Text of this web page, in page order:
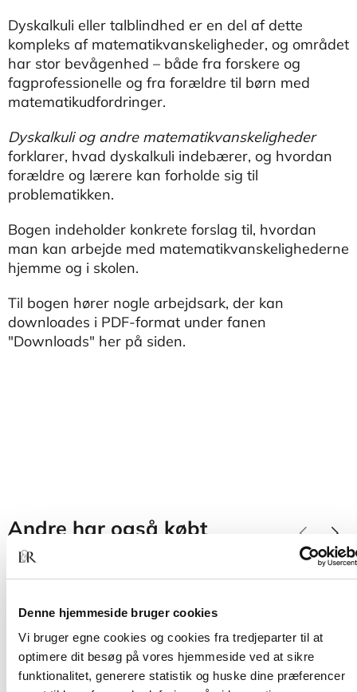
Denne hjemmeside bruger cookies
Vi bruger egne cookies og cookies fra tredjeparter til at
optimere dit besøg på vores hjemmeside ved at sikre
funktionalitet, generere statistik og huske dine præferencer
Dyskalkuli eller talblindhed er en del af dette
kompleks af matematikvanskeligheder, og området
har stor bevågenhed – både fra forskere og
fagprofessionelle og fra forældre til børn med
matematikudfordringer.
Dyskalkuli og andre matematikvanskeligheder
forklarer, hvad dyskalkuli indebærer, og hvordan
forældre og lærere kan forholde sig til
problematikken.
Bogen indeholder konkrete forslag til, hvordan
man kan arbejde med matematikvanskelighederne
hjemme og i skolen.
Til bogen hører nogle arbejdsark, der kan
downloades i PDF-format under fanen
"Downloads" her på siden.
Andre har også købt